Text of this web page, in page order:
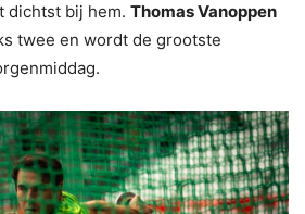
dichtst bij hem. Thomas Vanoppen
twee en wordt de grootste